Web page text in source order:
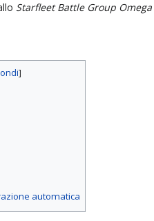
Starfleet Battle Group Omega
automatica